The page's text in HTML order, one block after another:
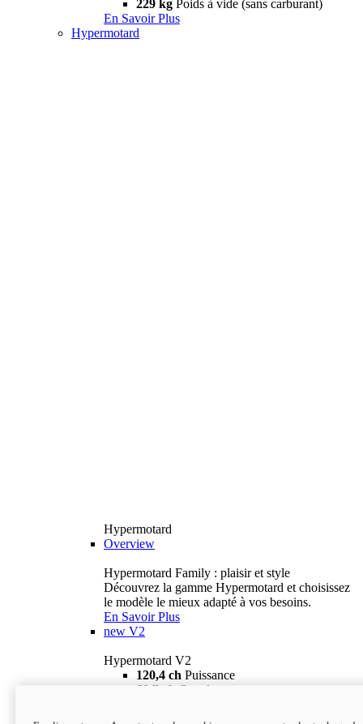
229 kg Poids à vide (sans carburant)
En Savoir Plus
Hypermotard
Hypermotard
Overview
Hypermotard Family : plaisir et style
Découvrez la gamme Hypermotard et choisissez
le modèle le mieux adapté à vos besoins.
En Savoir Plus
new V2
Hypermotard V2
120,4 ch Puissance
69 lb-ft
Couple
18 895 $